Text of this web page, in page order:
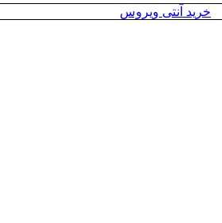
خرید آنتی ویروس